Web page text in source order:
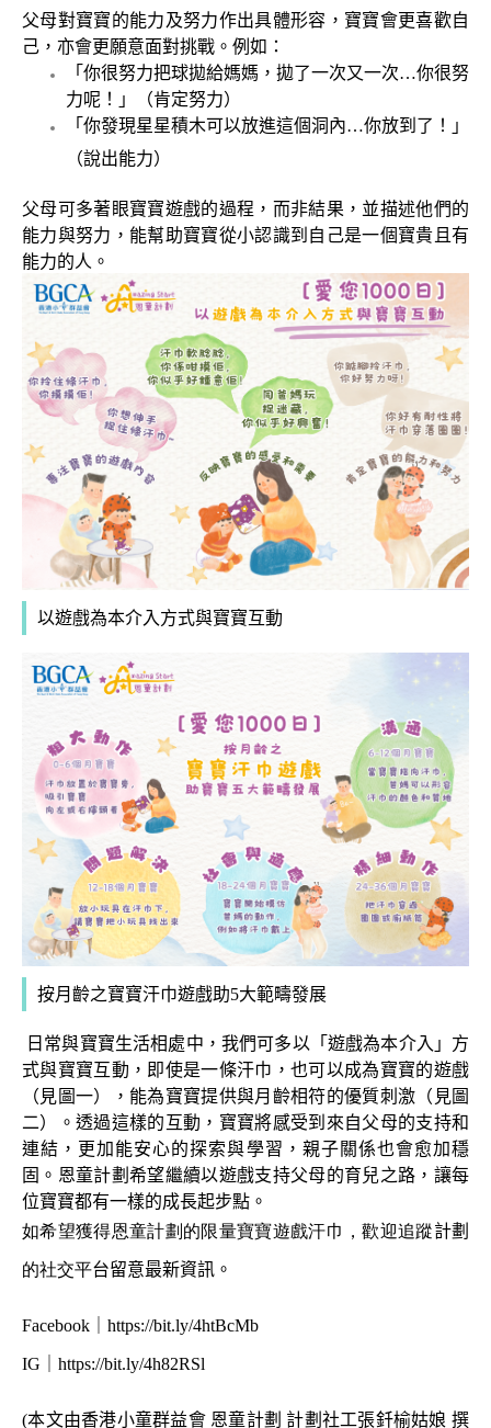
父母對寶寶的能力及努力作出具體形容，寶寶會更喜歡自
己，亦會更願意面對挑戰。例如：
「你很努力把球拋給媽媽，拋了一次又一次…你很努
力呢！」（肯定努力）
「你發現星星積木可以放進這個洞內…你放到了！」
（說出能力）
父母可多著眼寶寶遊戲的過程，而非結果，並描述他們的
能力與努力， 能幫助寶寶從小認識到自己是一個寶貴且有
能力的人。
以遊戲為本介入方式與寶寶互動
按月齡之寶寶汗巾遊戲助5大範疇發展
日常與寶寶生活相處中，我們可多以「遊戲為本介入」方
式與寶寶互動，即使是一條汗巾，也可以成為寶寶的遊戲
（見圖一），能為寶寶提供與月齡相符的優質刺激（見圖
二）。透過這樣的互動，寶寶將感受到來自父母的支持和
連結，更加能安心的探索與學習，親子關係也會愈加穩
固。恩童計劃希望繼續以遊戲支持父母的育兒之路，讓每
位寶寶都有一樣的成長起步點。
如希望獲得恩童計劃的限量寶寶遊戲汗巾，歡迎追蹤計劃
的社交平台留意最新資訊。
Facebook https://bit.ly/4htBcMb
IG https://bit.ly/4h82RSl
(本文由香港小童群益會 恩童計劃 計劃社工張釺榆姑娘 撰